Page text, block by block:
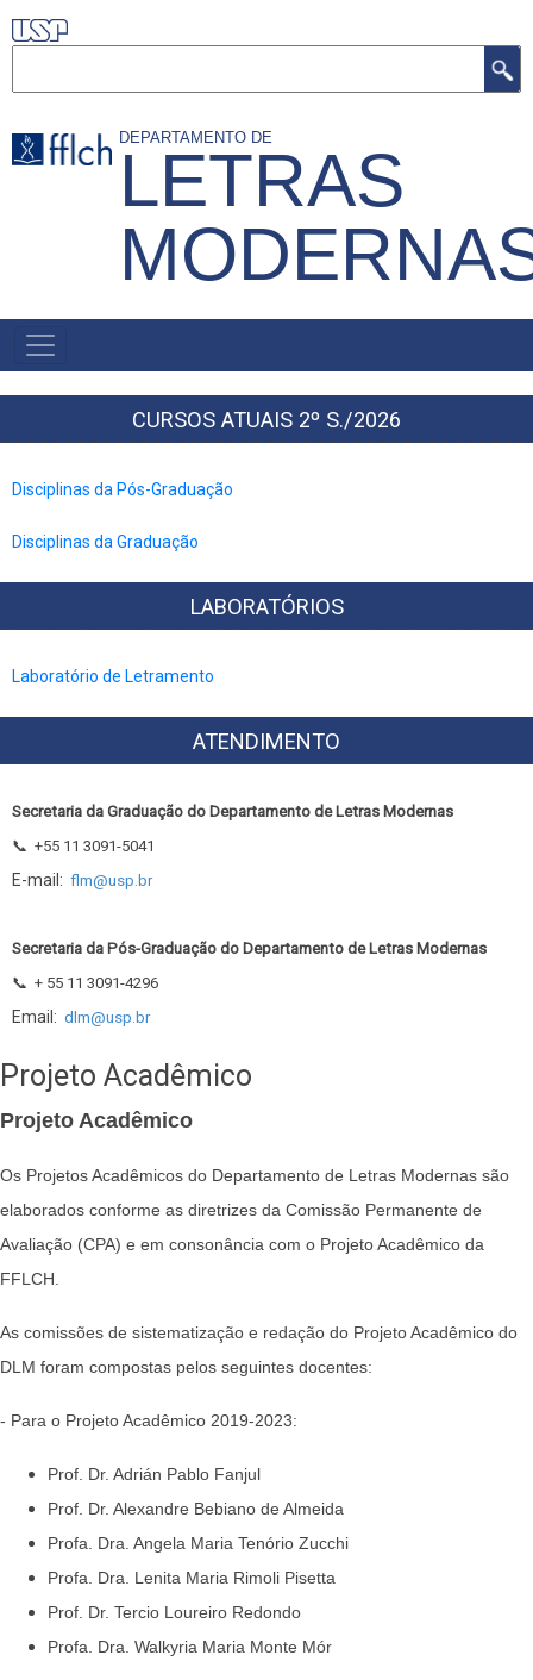
Pular
para
principal
DEPARTAMENTO DE
LETRAS
MENU
PRIMÁRIO
CURSOS ATUAIS 2º S./2026
Disciplinas da Pós-Graduação
Disciplinas da Graduação
LABORATÓRIOS
Laboratório de Letramento
ATENDIMENTO
Secretaria da Graduação do Departamento de Letras Modernas
📞 +55 11 3091-5041
E-mail: flm@usp.br
Secretaria da Pós-Graduação do Departamento de Letras Modernas
📞 + 55 11 3091-4296
Email: dlm@usp.br
Projeto Acadêmico
Projeto Acadêmico
Os Projetos Acadêmicos do Departamento de Letras Modernas são
elaborados conforme as diretrizes da Comissão Permanente de
Avaliação (CPA) e em consonância com o Projeto Acadêmico da
FFLCH.
As comissões de sistematização e redação do Projeto Acadêmico do
DLM foram compostas pelos seguintes docentes:
- Para o Projeto Acadêmico 2019-2023:
Prof. Dr. Adrián Pablo Fanjul
Prof. Dr. Alexandre Bebiano de Almeida
Profa. Dra. Angela Maria Tenório Zucchi
Profa. Dra. Lenita Maria Rimoli Pisetta
Prof. Dr. Tercio Loureiro Redondo
Profa. Dra. Walkyria Maria Monte Mór